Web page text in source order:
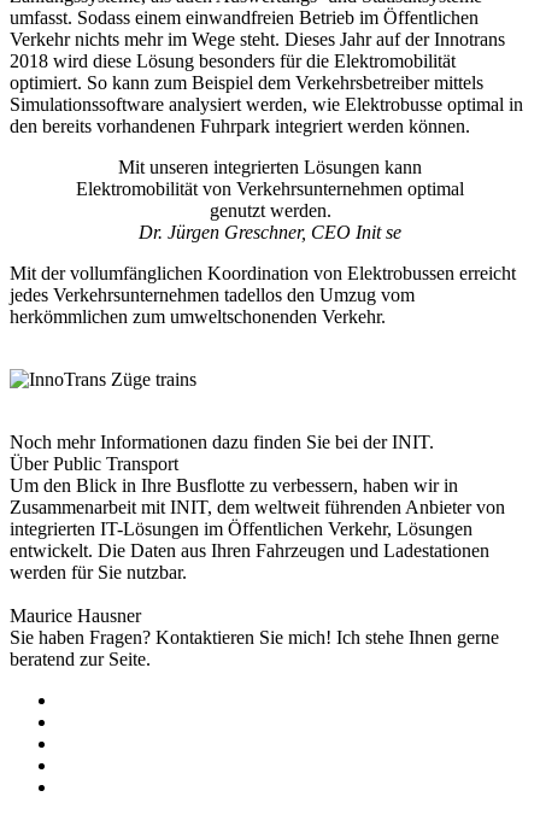
umfasst. Sodass einem einwandfreien Betrieb im Öffentlichen
Verkehr nichts mehr im Wege steht. Dieses Jahr auf der Innotrans
2018 wird diese Lösung besonders für die Elektromobilität
optimiert. So kann zum Beispiel dem Verkehrsbetreiber mittels
Simulationssoftware analysiert werden, wie Elektrobusse optimal in
den bereits vorhandenen Fuhrpark integriert werden können.
Mit unseren integrierten Lösungen kann
Elektromobilität von Verkehrsunternehmen optimal
genutzt werden.
Dr. Jürgen Greschner, CEO Init se
Mit der vollumfänglichen Koordination von Elektrobussen erreicht
jedes Verkehrsunternehmen tadellos den Umzug vom
herkömmlichen zum umweltschonenden Verkehr.
Noch mehr Informationen dazu finden Sie bei der INIT.
Über Public Transport
Um den Blick in Ihre Busflotte zu verbessern, haben wir in
Zusammenarbeit mit INIT, dem weltweit führenden Anbieter von
integrierten IT-Lösungen im Öffentlichen Verkehr, Lösungen
entwickelt. Die Daten aus Ihren Fahrzeugen und Ladestationen
werden für Sie nutzbar.
Maurice Hausner
Sie haben Fragen? Kontaktieren Sie mich! Ich stehe Ihnen gerne
beratend zur Seite.